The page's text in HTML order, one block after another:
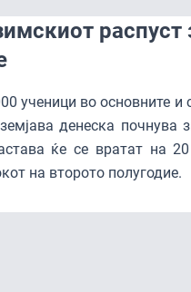
распуст
ученици во основните и
денеска почнува
ќе се вратат на 20
на второто полугодие.